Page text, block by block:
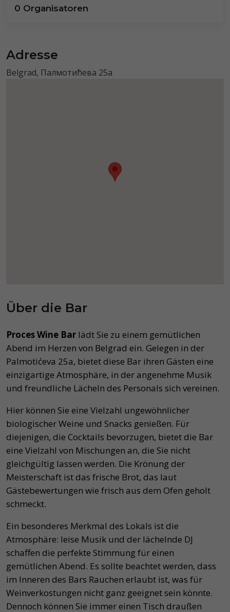
0 Organisatoren
Adresse
Belgrad, Палмотићева 25a
Über die Bar
Proces Wine Bar lädt Sie zu einem gemütlichen
Abend im Herzen von Belgrad ein. Gelegen in der
Palmotićeva 25a, bietet diese Bar ihren Gästen eine
einzigartige Atmosphäre, in der angenehme Musik
und freundliche Lächeln des Personals sich vereinen.
Hier können Sie eine Vielzahl ungewöhnlicher
biologischer Weine und Snacks genießen. Für
diejenigen, die Cocktails bevorzugen, bietet die Bar
eine Vielzahl von Mischungen an, die Sie nicht
gleichgültig lassen werden. Die Krönung der
Meisterschaft ist das frische Brot, das laut
Gästebewertungen wie frisch aus dem Ofen geholt
schmeckt.
Ein besonderes Merkmal des Lokals ist die
Atmosphäre: leise Musik und der lächelnde DJ
schaffen die perfekte Stimmung für einen
gemütlichen Abend. Es sollte beachtet werden, dass
im Inneren des Bars Rauchen erlaubt ist, was für
Weinverkostungen nicht ganz geeignet sein könnte.
Dennoch können Sie immer einen Tisch draußen